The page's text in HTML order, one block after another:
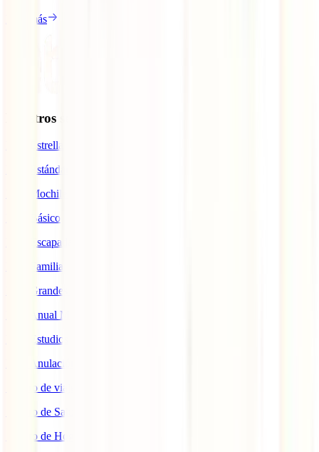
Leer más
Nuestros seguros
IATI Estrella
IATI Estándar
IATI Mochilero
IATI Básico
IATI Escapadas
IATI Familia
IATI Grandes Viajeros
IATI Anual Multiviaje
IATI Estudios
IATI Anulación Premium
Seguro de viaje COVID
Seguro de Salud
Seguro de Hogar